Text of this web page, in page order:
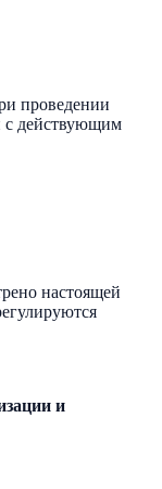
проведении
с действующим
настоящей
и